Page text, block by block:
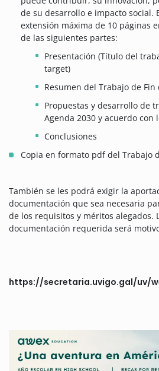
de su desarrollo e impacto social.
extensión máxima de 10 páginas
de las siguientes partes:
Presentación (Título del
target)
Resumen del Trabajo de
Propuestas y desarrollo de
Agenda 2030 y acuerdo
Conclusiones
Copia en formato pdf del Trabajo
También se les podrá exigir la
documentación que sea necesaria
de los requisitos y méritos alegados.
documentación requerida será